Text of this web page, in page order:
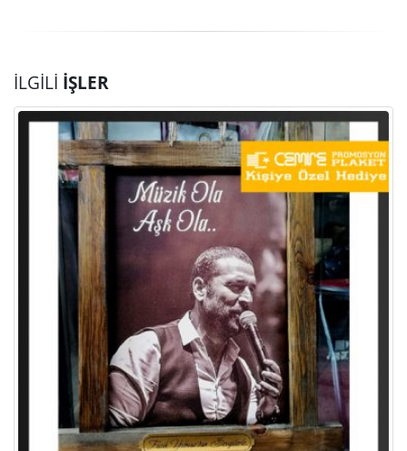
İLGILI İŞLER